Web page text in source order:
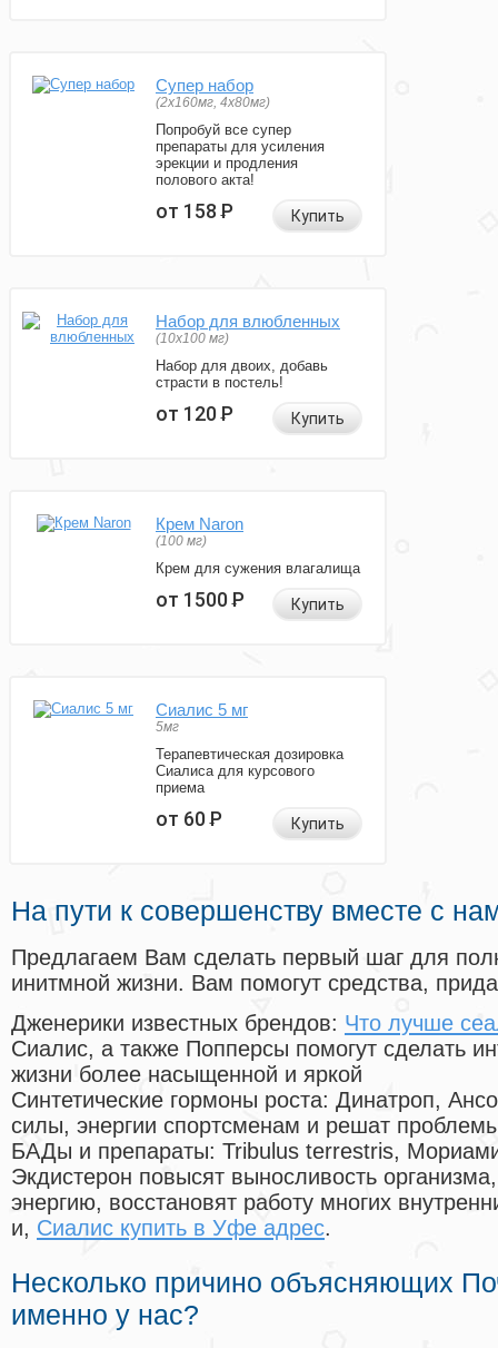
Супер набор
(2х160мг, 4х80мг)
Попробуй все супер
препараты для усиления
эрекции и продления
полового акта!
от 158Р Купить
Набор для влюбленных
(10х100 мг)
Набор для двоих, добавь
страсти в постель!
от 120Р Купить
Крем Naron
(100 мг)
Крем для сужения влагалища
от 1500Р Купить
Сиалис 5 мг
5мг
Терапевтическая дозировка
Сиалиса для курсового
приема
от 60Р Купить
На пути к совершенству вместе с
Предлагаем Вам сделать первый шаг для
инитмной жизни. Вам помогут средства,
Дженерики известных брендов: Что лучше
Сиалис, а также Попперсы помогут сделать
жизни более насыщенной и яркой
Синтетические гормоны роста: Динатроп,
силы, энергии спортсменам и решат
БАДы и препараты: Tribulus terrestris,
Экдистерон повысят выносливость
энергию, восстановят работу многих
и, Сиалис купить в Уфе адрес.
Несколько причино объясняющих
именно у нас?